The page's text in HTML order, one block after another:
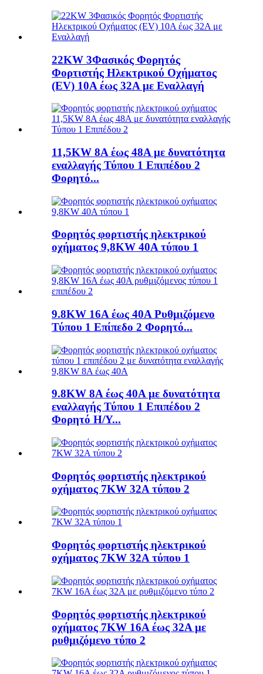
22KW 3Φασικός Φορητός
Φορτιστής Ηλεκτρικού Οχήματος
(EV) 10A έως 32A με Εναλλαγή
11,5KW 8A έως 48A με δυνατότητα
εναλλαγής Τύπου 1 Επιπέδου 2
Φορητό...
Φορητός φορτιστής ηλεκτρικού
οχήματος 9,8KW 40A τύπου 1
9.8KW 16A έως 40A Ρυθμιζόμενο
Τύπου 1 Επίπεδο 2 Φορητό...
9.8KW 8A έως 40A με δυνατότητα
εναλλαγής Τύπου 1 Επιπέδου 2
Φορητό Η/Υ...
Φορητός φορτιστής ηλεκτρικού
οχήματος 7KW 32A τύπου 2
Φορητός φορτιστής ηλεκτρικού
οχήματος 7KW 32A τύπου 1
Φορητός φορτιστής ηλεκτρικού
οχήματος 7KW 16A έως 32A με
ρυθμιζόμενο τύπο 2